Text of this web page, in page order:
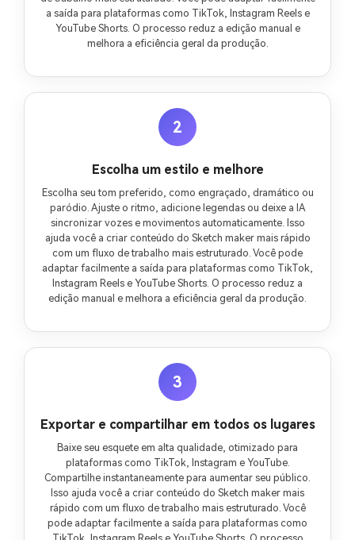
a saída para plataformas como TikTok, Instagram Reels e
YouTube Shorts. O processo reduz a edição manual e
melhora a eficiência geral da produção.
2
Escolha um estilo e melhore
Escolha seu tom preferido, como engraçado, dramático ou
paródio. Ajuste o ritmo, adicione legendas ou deixe a IA
sincronizar vozes e movimentos automaticamente. Isso
ajuda você a criar conteúdo do Sketch maker mais rápido
com um fluxo de trabalho mais estruturado. Você pode
adaptar facilmente a saída para plataformas como TikTok,
Instagram Reels e YouTube Shorts. O processo reduz a
edição manual e melhora a eficiência geral da produção.
3
Exportar e compartilhar em todos os lugares
Baixe seu esquete em alta qualidade, otimizado para
plataformas como TikTok, Instagram e YouTube.
Compartilhe instantaneamente para aumentar seu público.
Isso ajuda você a criar conteúdo do Sketch maker mais
rápido com um fluxo de trabalho mais estruturado. Você
pode adaptar facilmente a saída para plataformas como